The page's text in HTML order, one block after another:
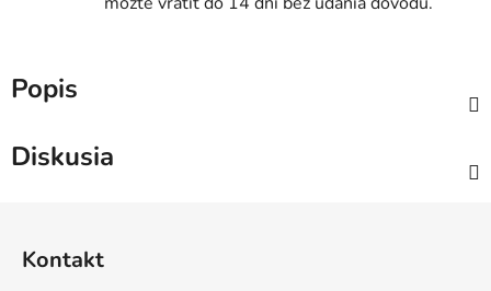
Popis
Diskusia
Kontakt